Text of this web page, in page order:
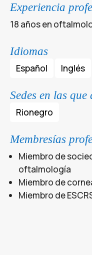
Experiencia
18 años en
Idiomas
Español Inglés
Sedes en las que
Rionegro
Membresías
Miembro de
oftalmología
Miembro de
Miembro de